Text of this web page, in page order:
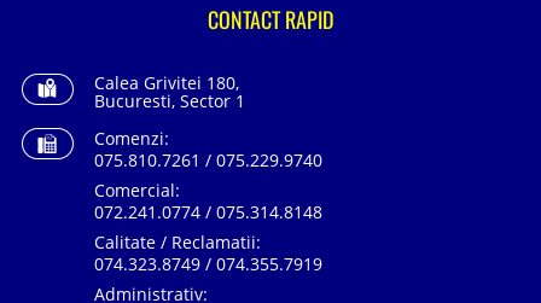
CONTACT RAPID
Calea Grivitei 180,
Bucuresti, Sector 1
Comenzi:
075.810.7261 / 075.229.9740
Comercial:
072.241.0774 / 075.314.8148
Calitate / Reclamatii:
074.323.8749 / 074.355.7919
Administrativ: